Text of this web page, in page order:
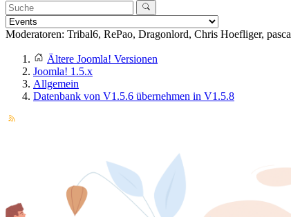
Moderatoren: Tribal6, RePao, Dragonlord, Chris Hoefliger,
Ältere Joomla! Versionen
Joomla! 1.5.x
Allgemein
Datenbank von V1.5.6 übernehmen in V1.5.8